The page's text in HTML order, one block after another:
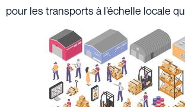
pour les transports à l’échelle locale